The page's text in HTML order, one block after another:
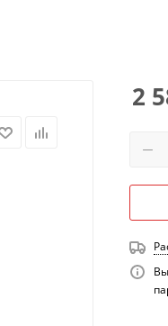
2